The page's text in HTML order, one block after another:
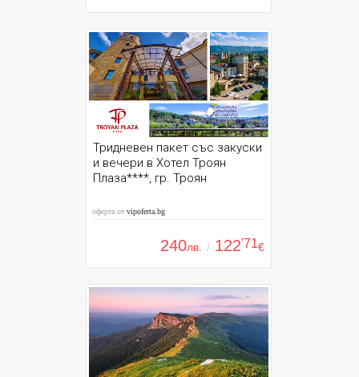
Тридневен пакет със закуски
и вечери в Хотел Троян
Плаза****, гр. Троян
оферта отvipoferta.bg
240лв. / 122'71€